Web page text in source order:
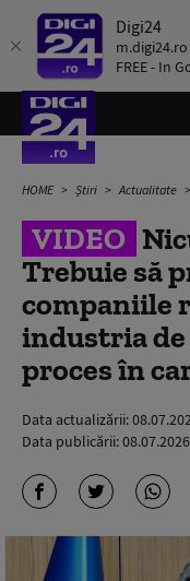
Digi24
m.digi24.ro
FREE - In
HOME Știri Actualitate
VIDEO
Trebuie să
companiile
industria de
proces în
Data actualizării:
Data publicării: